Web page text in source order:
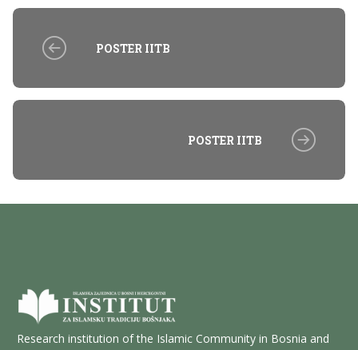
POSTER IITB
POSTER IITB
Research institution of the Islamic Community in Bosnia and